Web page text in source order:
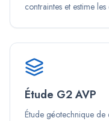
contraintes et estime les
Étude G2 AVP
Étude géotechnique